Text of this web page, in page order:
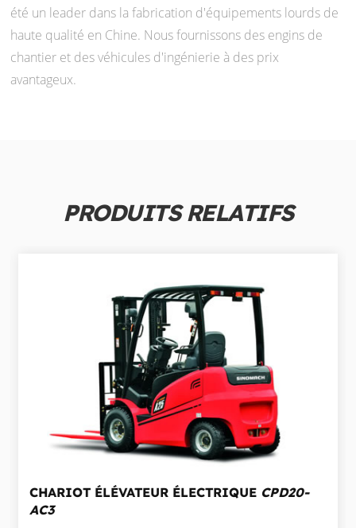
été un leader dans la fabrication d'équipements lourds de
haute qualité en Chine. Nous fournissons des engins de
chantier et des véhicules d'ingénierie à des prix
avantageux.
PRODUITS RELATIFS
CHARIOT ÉLÉVATEUR ÉLECTRIQUE CPD20-
AC3